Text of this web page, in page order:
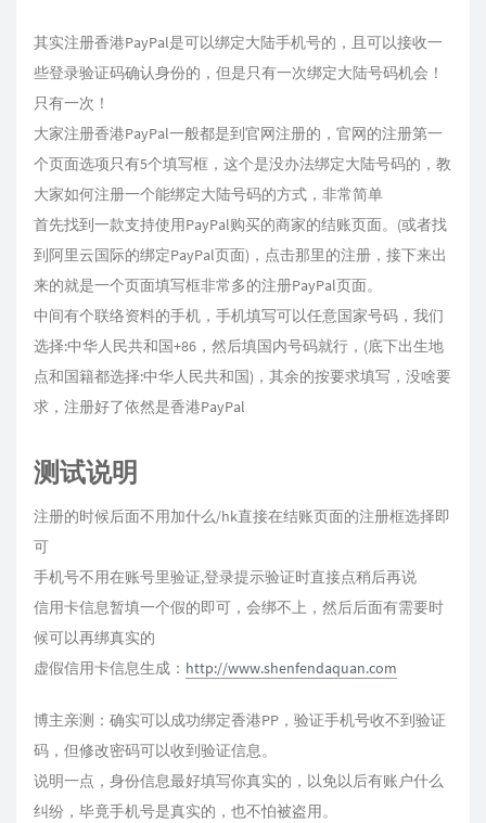
其实注册香港PayPal是可以绑定大陆手机号的，且可以接收一
些登录验证码确认身份的，但是只有一次绑定大陆号码机会！
只有一次！
大家注册香港PayPal一般都是到官网注册的，官网的注册第一
个页面选项只有5个填写框，这个是没办法绑定大陆号码的，教
大家如何注册一个能绑定大陆号码的方式，非常简单
首先找到一款支持使用PayPal购买的商家的结账页面。(或者找
到阿里云国际的绑定PayPal页面)，点击那里的注册，接下来出
来的就是一个页面填写框非常多的注册PayPal页面。
中间有个联络资料的手机，手机填写可以任意国家号码，我们
选择:中华人民共和国+86，然后填国内号码就行，(底下出生地
点和国籍都选择:中华人民共和国)，其余的按要求填写，没啥要
求，注册好了依然是香港PayPal
测试说明
注册的时候后面不用加什么/hk直接在结账页面的注册框选择即
可
手机号不用在账号里验证,登录提示验证时直接点稍后再说
信用卡信息暂填一个假的即可，会绑不上，然后后面有需要时
候可以再绑真实的
虚假信用卡信息生成： http://www.shenfendaquan.com
博主亲测：确实可以成功绑定香港PP，验证手机号收不到验证
码，但修改密码可以收到验证信息。
说明一点，身份信息最好填写你真实的，以免以后有账户什么
纠纷，毕竟手机号是真实的，也不怕被盗用。